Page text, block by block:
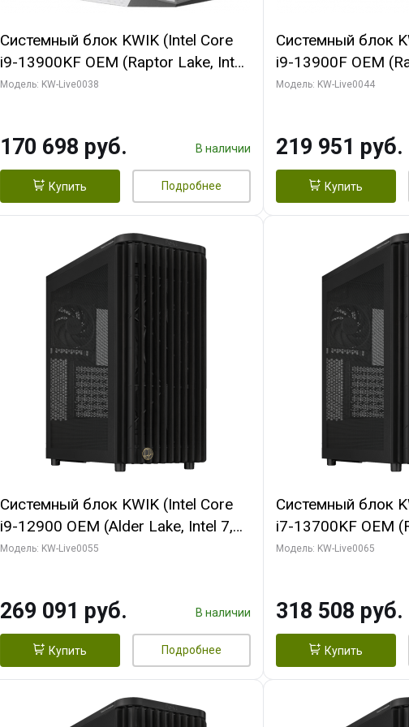
Системный блок KWIK (Intel Core
i9-13900KF OEM (Raptor Lake, Intel
7, C24 16EC/8P/ 32 ГБ ОЗУ (2
2xDP 2/ 960 ГБ SSD)
Модель: KW-Live0038
170 698 руб. В наличии
Купить Подробнее
Системный блок
i9-13900F OEM
7, Efficient-co/ 32
HD/ 512 ГБ SSD)
Модель: KW-Live0044
219 951 руб.
Купить
Системный блок KWIK (Intel Core
i9-12900 OEM (Alder Lake, Intel 7,
C16 8EC/8PC/T2/ 64 ГБ ОЗУ (2
HDMI/ 1 ТБ SSD)
Модель: KW-Live0055
269 091 руб. В наличии
Купить Подробнее
Системный блок
i7-13700KF OEM
7, C16 8EC/8PC/
2/ 1 ТБ SSD)
Модель: KW-Live0065
318 508 руб.
Купить